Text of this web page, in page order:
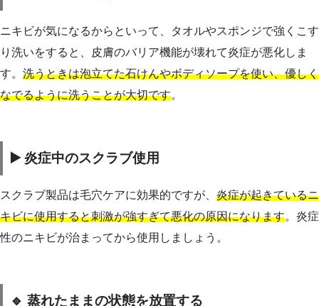
ニキビが気になるからといって、タオルやスポンジで強くこす
り洗いをすると、皮膚のバリア機能が壊れて炎症が悪化しま
す。 洗うときは泡立てた石けんやボディソープを使い、優しく
なでるように洗うことが大切です。
▶️ 炎症中のスクラブ使用
スクラブ製品は毛穴ケアに効果的ですが、 炎症が起きているニ
キビに使用すると刺激が強すぎて悪化の原因になります。炎症
性のニキビが治まってから使用しましょう。
🔹 蒸れたままの状態を放置する